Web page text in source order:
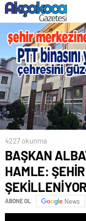
4227 okunma
BAŞKAN
HAMLE:
ŞEKİLLENİYOR
ABONE OL News